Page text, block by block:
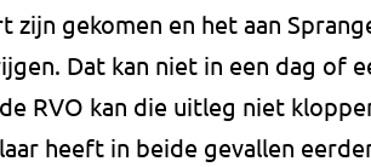
zijn gekomen en het aan
Dat kan niet in een dag of
RVO kan die uitleg niet
heeft in beide gevallen